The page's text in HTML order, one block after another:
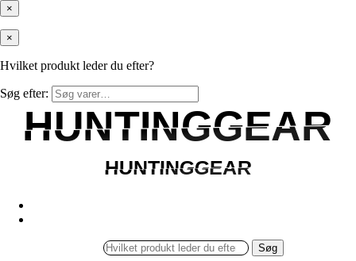
×
×
Hvilket produkt leder du efter?
Søg efter:
HUNTINGGEAR
HUNTINGGEAR
HUNTINGGEAR
HUNTINGGEAR
Søg